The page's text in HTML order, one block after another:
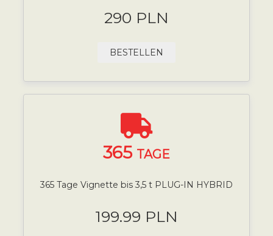
290 PLN
BESTELLEN
365 TAGE
365 Tage Vignette bis 3,5 t PLUG-IN HYBRID
199.99 PLN